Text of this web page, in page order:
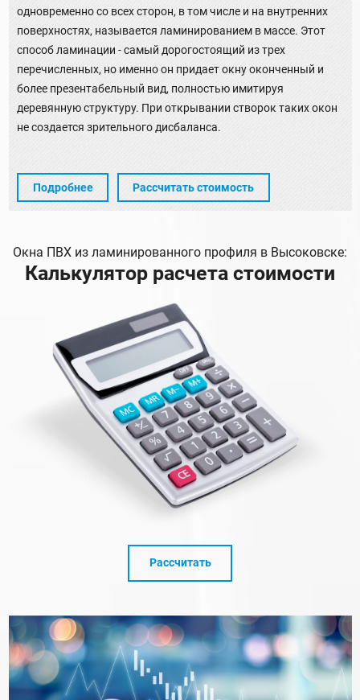
одновременно со всех сторон, в том числе и на внутренних
поверхностях, называется ламинированием в массе. Этот
способ ламинации - самый дорогостоящий из трех
перечисленных, но именно он придает окну оконченный и
более презентабельный вид, полностью имитируя
деревянную структуру. При открывании створок таких окон
не создается зрительного дисбаланса.
Подробнее Рассчитать стоимость
Окна ПВХ из ламинированного профиля в Высоковске:
Калькулятор расчета стоимости
Рассчитать